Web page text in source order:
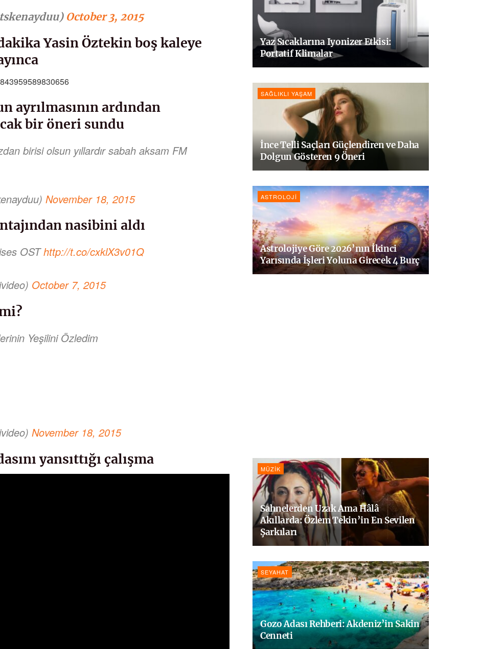
October 3, 2015
Yasin Öztekin boş kaleye
ayrılmasının ardından
bir öneri sundu
birisi olsun yıllardır sabah aksam FM
November 18, 2015
nasibini aldı
OSThttp://t.co/cxklX3v01Q
October 7, 2015
Yeşilini Özledim
November 18, 2015
yansıttığı çalışma
Yaz Sıcaklarına Iyonizer Etkisi:
Portatif Klimalar
SAĞLIKLI YAŞAM
İnce Telli Saçları Güçlendiren ve Daha
Dolgun Gösteren 9 Öneri
ASTROLOJI
Astrolojiye Göre 2026’nın İkinci
Yarısında İşleri Yoluna Girecek 4 Burç
MÜZIK
Sahnelerden Uzak Ama Hâlâ
Akıllarda: Özlem Tekin’in En Sevilen
Şarkıları
SEYAHAT
Gozo Adası Rehberi: Akdeniz’in Sakin
Cenneti